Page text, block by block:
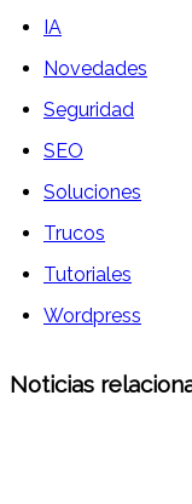
IA
Novedades
Seguridad
SEO
Soluciones
Trucos
Tutoriales
Wordpress
Noticias